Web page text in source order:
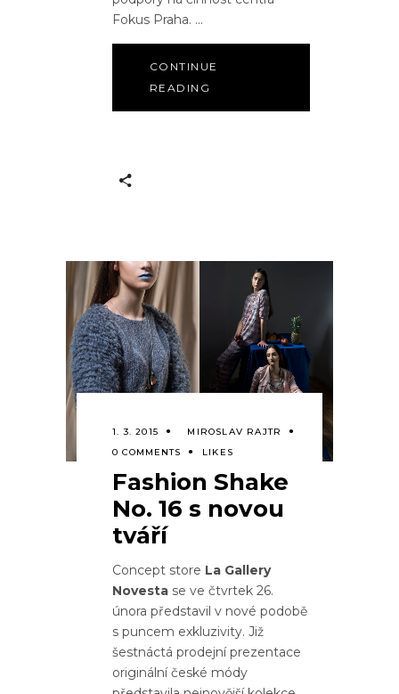
Fokus Praha.
CONTINUE
READING
1. 3. 2015
MIROSLAV RAJTR
0 COMMENTS
LIKES
Fashion Shake
No. 16 s novou
tváří
Concept store La Gallery
Novesta se ve čtvrtek 26.
února představil v nové podobě
s puncem exkluzivity. Již
šestnáctá prodejní prezentace
originální české módy